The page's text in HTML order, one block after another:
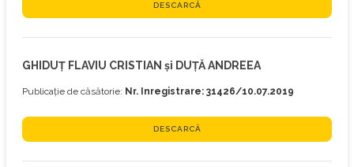
DESCARCĂ
GHIDUȚ FLAVIU CRISTIAN și DUȚĂ ANDREEA
Publicație de căsătorie: Nr. Inregistrare: 31426/10.07.2019
DESCARCĂ